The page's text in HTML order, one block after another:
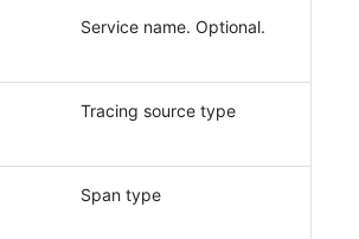
Service name. Optional.
Tracing source type
Span type